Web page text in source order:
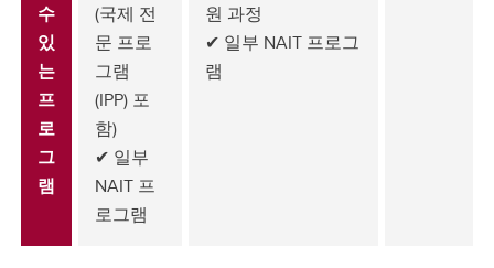
수
있
는
프
로
그
램
(국제 전
문 프로
그램
(IPP) 포
함)
✔ 일부
NAIT 프
로그램
원 과정
✔ 일부 NAIT 프로그
램